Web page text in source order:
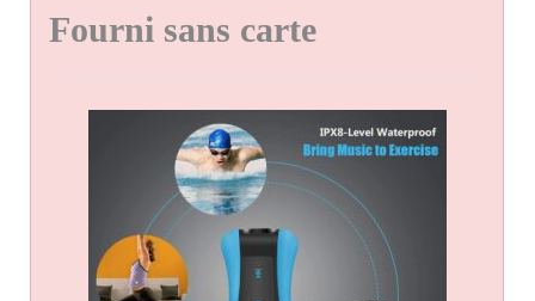
Fourni sans carte